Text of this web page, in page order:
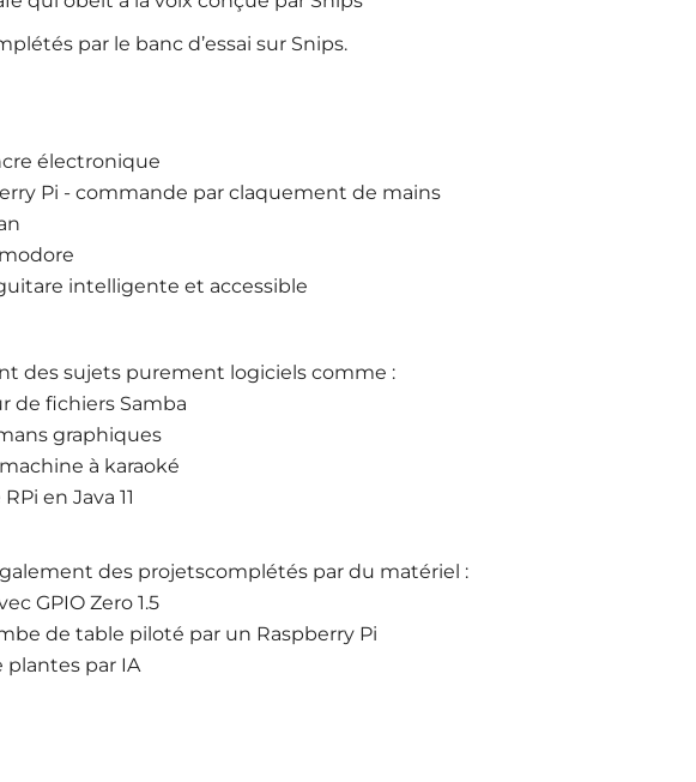
par le banc d’essai sur Snips.
électronique
Pi - commande par claquement de mains
intelligente et accessible
des sujets purement logiciels comme :
de fichiers Samba
graphiques
à karaoké
en Java 11
des projetscomplétés par du matériel :
GPIO Zero 1.5
de table piloté par un Raspberry Pi
plantes par IA